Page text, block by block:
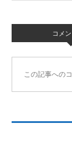
コメ
この記事への